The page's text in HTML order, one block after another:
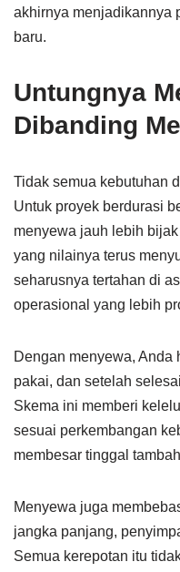
akhirnya menjadikannya
baru.
Untungnya
Dibanding
Tidak semua kebutuhan
Untuk proyek berdurasi
menyewa jauh lebih
yang nilainya terus
seharusnya tertahan di
operasional yang lebih
Dengan menyewa, Anda
pakai, dan setelah
Skema ini memberi
sesuai perkembangan
membesar tinggal
Menyewa juga
jangka panjang,
Semua kerepotan itu